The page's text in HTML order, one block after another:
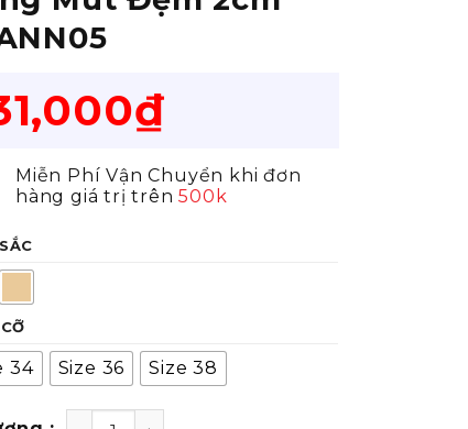
₫
Miễn Phí Vận Chuyển khi đơn
hàng giá trị trên500k
34 Size 36 Size 38
Ren Không Gọng Mút Đệm 2cm LXANN05 số